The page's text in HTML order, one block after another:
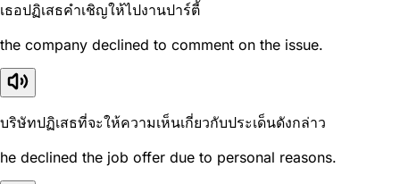
เธอปฏิเสธคำเชิญให้ไปงานปาร์ตี้
the company declined to comment on the issue.
บริษัทปฏิเสธที่จะให้ความเห็นเกี่ยวกับประเด็นดังกล่าว
he declined the job offer due to personal reasons.